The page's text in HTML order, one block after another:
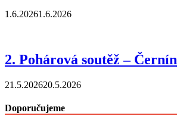
1.6.20261.6.2026
2. Pohárová soutěž – Černín
21.5.202620.5.2026
Doporučujeme